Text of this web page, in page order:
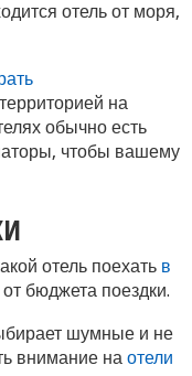
отель от моря,
на
обычно есть
чтобы вашему
отель поехать в
бюджета поездки.
шумные и не
внимание на отели